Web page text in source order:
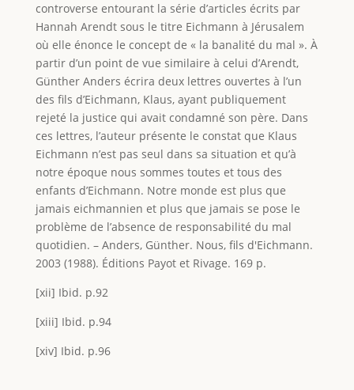
controverse entourant la série d’articles écrits par
Hannah Arendt sous le titre Eichmann à Jérusalem
où elle énonce le concept de « la banalité du mal ». À
partir d’un point de vue similaire à celui d’Arendt,
Günther Anders écrira deux lettres ouvertes à l’un
des fils d’Eichmann, Klaus, ayant publiquement
rejeté la justice qui avait condamné son père. Dans
ces lettres, l’auteur présente le constat que Klaus
Eichmann n’est pas seul dans sa situation et qu’à
notre époque nous sommes toutes et tous des
enfants d’Eichmann. Notre monde est plus que
jamais eichmannien et plus que jamais se pose le
problème de l’absence de responsabilité du mal
quotidien. – Anders, Günther. Nous, fils d'Eichmann.
2003 (1988). Éditions Payot et Rivage. 169 p.
[xii] Ibid. p.92
[xiii] Ibid. p.94
[xiv] Ibid. p.96